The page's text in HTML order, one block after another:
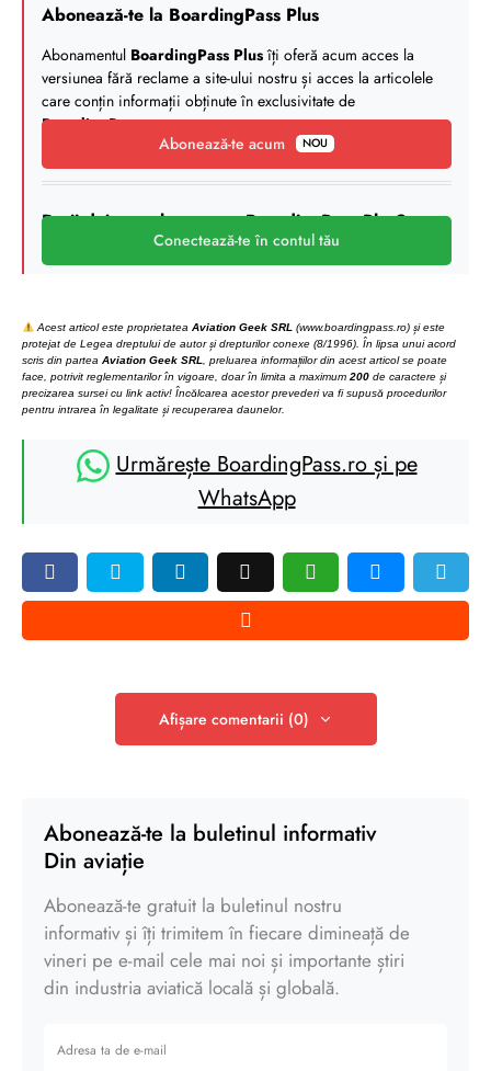
Abonează-te la BoardingPass Plus
Abonamentul BoardingPass Plusîți oferă acum acces la
versiunea fără reclame a site-ului nostru și acces la articolele
care conțin informații obținute în exclusivitate de
BoardingPass.
Abonează-te acum
NOU
Deții deja un abonament BoardingPass Plus?
Conectează-te în contul tău
Acest articol este proprietateaAviation Geek SRL (www.boardingpass.ro) și este
protejat de Legea dreptului de autor și drepturilor conexe (8/1996). În lipsa unui acord
scris din partea Aviation Geek SRL , preluarea informațiilor din acest articol se poate
face, potrivit reglementarilor în vigoare, doar în limita a maximum 200 de caractere și
precizarea sursei cu link activ! Încălcarea acestor prevederi va fi supusă procedurilor
pentru intrarea în legalitate și recuperarea daunelor.
Urmărește BoardingPass.ro și pe
WhatsApp
Afișare comentarii (0)
Abonează-te la buletinul informativ
Din aviație
Abonează-te gratuit la buletinul nostru
informativ și îți trimitem în fiecare dimineață de
vineri pe e-mail cele mai noi și importante știri
din industria aviatică locală și globală.